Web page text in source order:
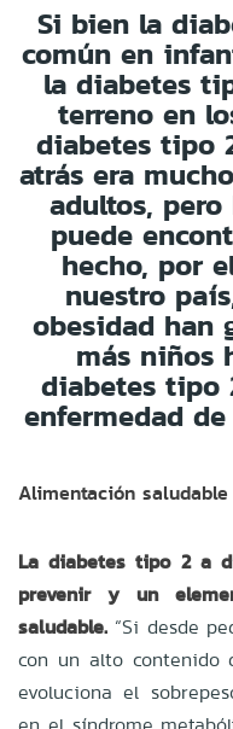
Si bien la
común en
la diabetes
terreno en
diabetes tipo
atrás era
adultos,
puede
hecho, por
nuestro
obesidad han
más niños
diabetes tipo
enfermedad
Alimentación saludable
La diabetes tipo 2 a
prevenir y un
saludable. “Si desde
con un alto contenido
evoluciona el